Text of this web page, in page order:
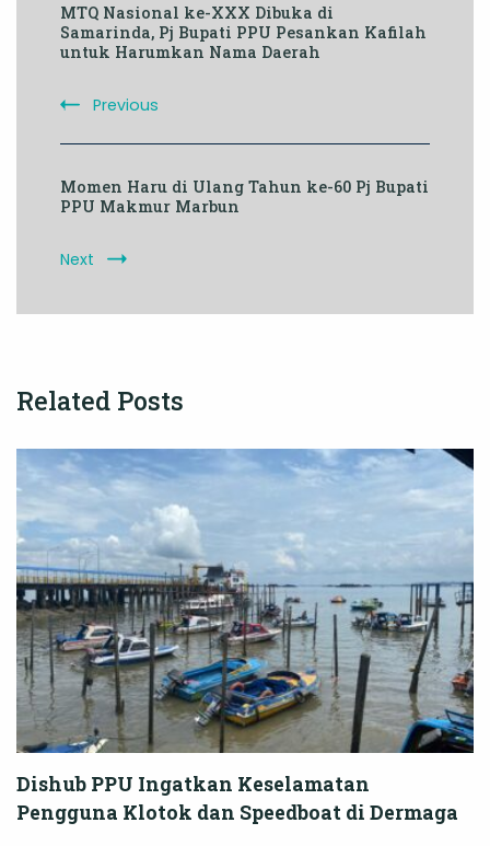
Navigation
MTQ Nasional ke-XXX Dibuka di
Samarinda, Pj Bupati PPU Pesankan Kafilah
untuk Harumkan Nama Daerah
Previous
Momen Haru di Ulang Tahun ke-60 Pj Bupati
PPU Makmur Marbun
Next
Related Posts
Dishub PPU Ingatkan Keselamatan
Pengguna Klotok dan Speedboat di Dermaga